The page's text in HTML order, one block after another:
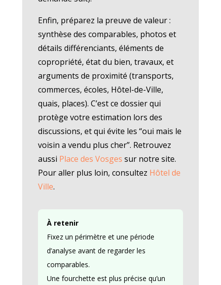
Enfin, préparez la preuve de valeur :
synthèse des comparables, photos et
détails différenciants, éléments de
copropriété, état du bien, travaux, et
arguments de proximité (transports,
commerces, écoles, Hôtel-de-Ville,
quais, places). C’est ce dossier qui
protège votre estimation lors des
discussions, et qui évite les “oui mais le
voisin a vendu plus cher”. Retrouvez
aussi Place des Vosges sur notre site.
Pour aller plus loin, consultez Hôtel de
Ville.
À retenir
Fixez un périmètre et une période
d’analyse avant de regarder les
comparables.
Une fourchette est plus précise qu’un